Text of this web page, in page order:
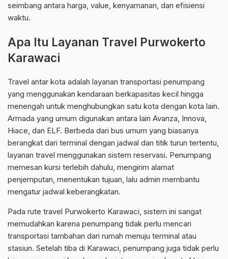
seimbang antara harga, value, kenyamanan, dan efisiensi
waktu.
Apa Itu Layanan Travel Purwokerto
Karawaci
Travel antar kota adalah layanan transportasi penumpang
yang menggunakan kendaraan berkapasitas kecil hingga
menengah untuk menghubungkan satu kota dengan kota lain.
Armada yang umum digunakan antara lain Avanza, Innova,
Hiace, dan ELF. Berbeda dari bus umum yang biasanya
berangkat dari terminal dengan jadwal dan titik turun tertentu,
layanan travel menggunakan sistem reservasi. Penumpang
memesan kursi terlebih dahulu, mengirim alamat
penjemputan, menentukan tujuan, lalu admin membantu
mengatur jadwal keberangkatan.
Pada rute travel Purwokerto Karawaci, sistem ini sangat
memudahkan karena penumpang tidak perlu mencari
transportasi tambahan dari rumah menuju terminal atau
stasiun. Setelah tiba di Karawaci, penumpang juga tidak perlu